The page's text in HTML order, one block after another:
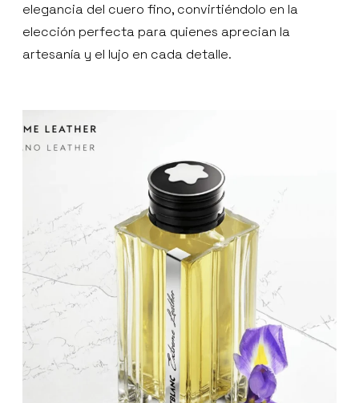
elegancia del cuero fino, convirtiéndolo en la
elección perfecta para quienes aprecian la
artesanía y el lujo en cada detalle.